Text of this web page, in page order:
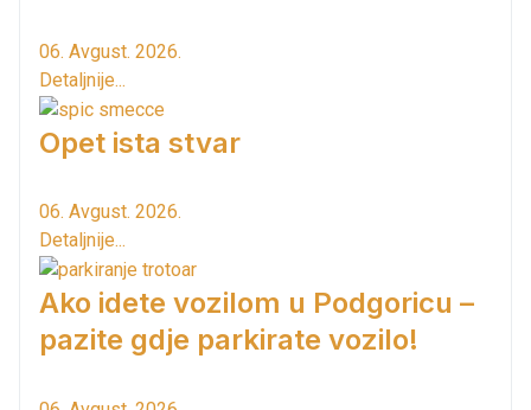
06. Avgust. 2026.
Detaljnije...
Opet ista stvar
06. Avgust. 2026.
Detaljnije...
Ako idete vozilom u Podgoricu –
pazite gdje parkirate vozilo!